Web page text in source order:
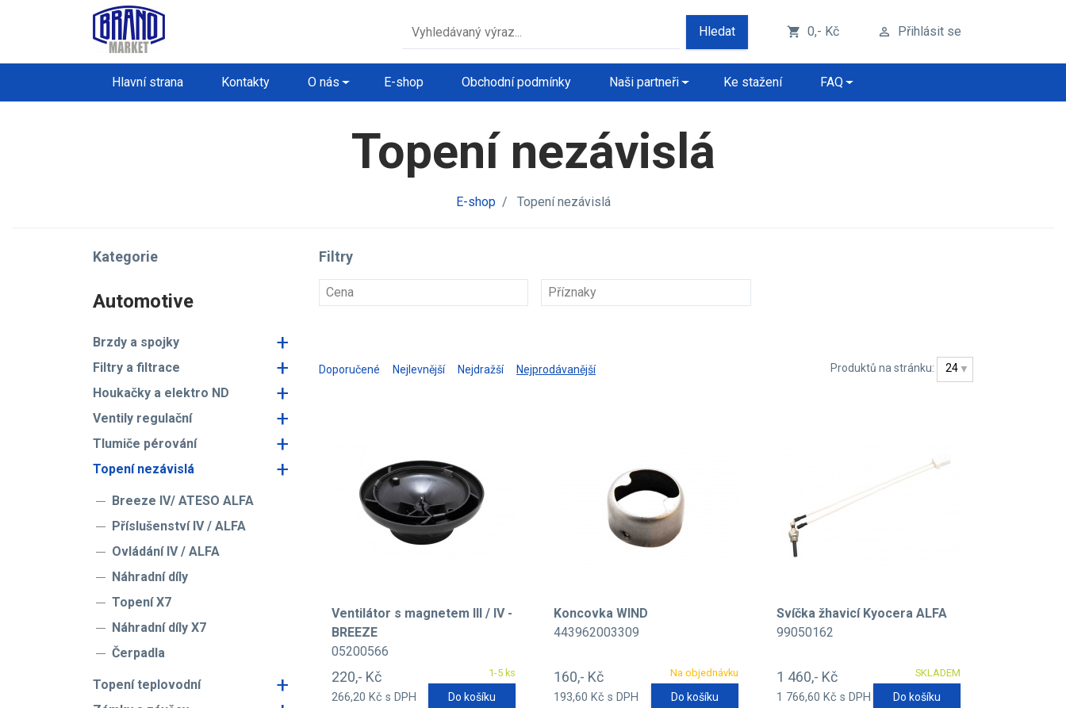
Hledat shopping_cart 0,- Kč perm_identity Přihlásit se
Hlavní strana Kontakty O nás E-shop Obchodní podmínky Naši partneři Ke stažení FAQ
Topení nezávislá
E-shop / Topení nezávislá
Kategorie
Automotive
Brzdy a spojky +
Filtry a filtrace +
Houkačky a elektro ND +
Ventily regulační +
Tlumiče pérování +
Topení nezávislá +
Breeze IV/ ATESO ALFA
Příslušenství IV / ALFA
Ovládání IV / ALFA
Náhradní díly
Topení X7
Náhradní díly X7
Čerpadla
Topení teplovodní +
Filtry
Cena Příznaky
Doporučené Nejlevnější Nejdražší Nejprodávanější Produktů na stránku: 24
Ventilátor s magnetem III / IV -
BREEZE
05200566
1-5 ks
220,- Kč
266,20 Kč s DPH Do košíku
Koncovka WIND
443962003309
Na objednávku
160,- Kč
193,60 Kč s DPH Do košíku
Svíčka žhavicí Kyocera ALFA
99050162
SKLADEM
1 460,- Kč
1 766,60 Kč s DPH Do košíku